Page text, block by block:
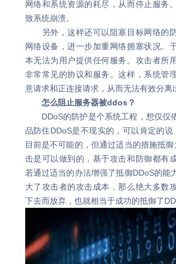
网络和系统资源的耗尽，从而停止服务
致系统崩溃。
另外，这样还可以阻塞目标网络的
网络设备，进一步加重网络拥塞状况。
本无法为用户提供任何服务。攻击者所
非常常见的协议和服务。这样，系统管
意请求和正连接请求，从而无法有效分离
怎么阻止服务器被ddos？
DDoS的防护是个系统工程，想仅仅
品防住DDoS是不现实的，可以肯定的说
目前是不可能的，但通过适当的措施抵
击是可以做到的，基于攻击和防御都有
若通过适当的办法增强了抵御DDoS的能
大了攻击者的攻击成本，那么绝大多数
下去而放弃，也就相当于成功的抵御了